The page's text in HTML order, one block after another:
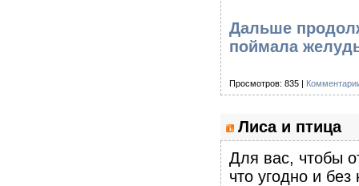
Дальше
поймала
Просмотров: 835 |
Лиса и птица
Для вас, чтобы
что угодно и